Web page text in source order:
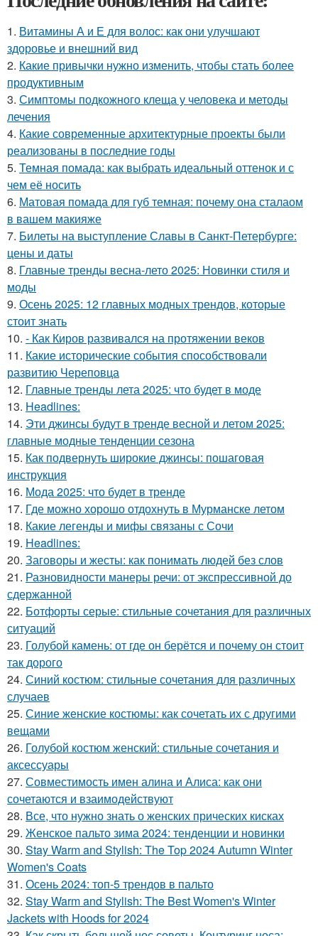
1. Витамины А и Е для волос: как они улучшают
здоровье и внешний вид
2. Какие привычки нужно изменить, чтобы стать более
продуктивным
3. Симптомы подкожного клеща у человека и методы
лечения
4. Какие современные архитектурные проекты были
реализованы в последние годы
5. Темная помада: как выбрать идеальный оттенок и с
чем её носить
6. Матовая помада для губ темная: почему она сталаом
в вашем макияже
7. Билеты на выступление Славы в Санкт-Петербурге:
цены и даты
8. Главные тренды весна-лето 2025: Новинки стиля и
моды
9. Осень 2025: 12 главных модных трендов, которые
стоит знать
10. - Как Киров развивался на протяжении веков
11. Какие исторические события способствовали
развитию Череповца
12. Главные тренды лета 2025: что будет в моде
13. Headlines:
14. Эти джинсы будут в тренде весной и летом 2025:
главные модные тенденции сезона
15. Как подвернуть широкие джинсы: пошаговая
инструкция
16. Мода 2025: что будет в тренде
17. Где можно хорошо отдохнуть в Мурманске летом
18. Какие легенды и мифы связаны с Сочи
19. Headlines:
20. Заговоры и жесты: как понимать людей без слов
21. Разновидности манеры речи: от экспрессивной до
сдержанной
22. Ботфорты серые: стильные сочетания для различных
ситуаций
23. Голубой камень: от где он берётся и почему он стоит
так дорого
24. Синий костюм: стильные сочетания для различных
случаев
25. Синие женские костюмы: как сочетать их с другими
вещами
26. Голубой костюм женский: стильные сочетания и
аксессуары
27. Совместимость имен алина и Алиса: как они
сочетаются и взаимодействуют
28. Все, что нужно знать о женских прических кисках
29. Женское пальто зима 2024: тенденции и новинки
30. Stay Warm and Stylish: The Top 2024 Autumn Winter
Women's Coats
31. Осень 2024: топ-5 трендов в пальто
32. Stay Warm and Stylish: The Best Women's Winter
Jackets with Hoods for 2024